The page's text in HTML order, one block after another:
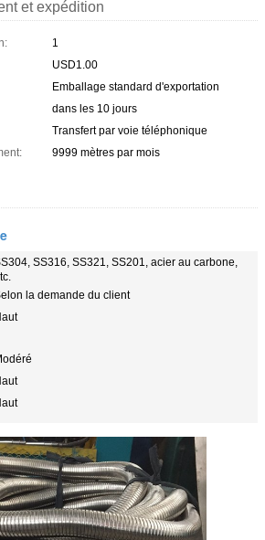
et expédition
1
USD1.00
Emballage standard d'exportation
dans les 10 jours
Transfert par voie téléphonique
9999 mètres par mois
SS316, SS321, SS201, acier au carbone,
la demande du client